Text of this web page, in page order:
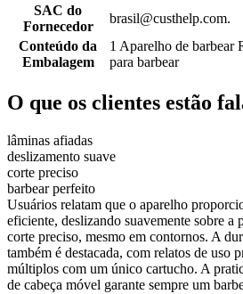
SAC do
Fornecedor
brasil@custhelp.com.
Conteúdo da
Embalagem
1 Aparelho de barbear
para barbear
O que os clientes estão
lâminas afiadas
deslizamento suave
corte preciso
barbear perfeito
Usuários relatam que o aparelho
eficiente, deslizando suavemente sobre a
corte preciso, mesmo em contornos. A
também é destacada, com relatos de uso
múltiplos com um único cartucho. A
de cabeça móvel garante sempre um